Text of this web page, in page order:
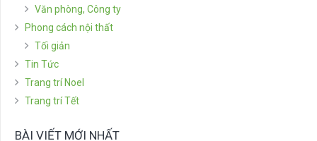
Văn phòng, Công ty
Phong cách nội thất
Tối giản
Tin Tức
Trang trí Noel
Trang trí Tết
BÀI VIẾT MỚI NHẤT